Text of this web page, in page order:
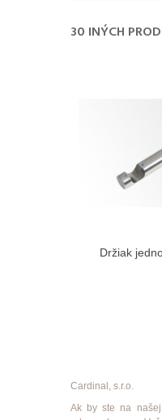
30 INÝCH
Držiak
Cardinal, s.r.o.
Ak by ste na našej